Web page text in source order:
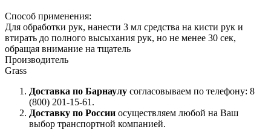
Способ применения:
Для обработки рук, нанести 3 мл средства на кисти рук и
втирать до полного высыхания рук, но не менее 30 сек,
обращая внимание на тщатель
Производитель
Grass
Доставка по Барнаулу согласовываем по телефону: 8
(800) 201-15-61.
Доставку по России осуществляем любой на Ваш
выбор транспортной компанией.